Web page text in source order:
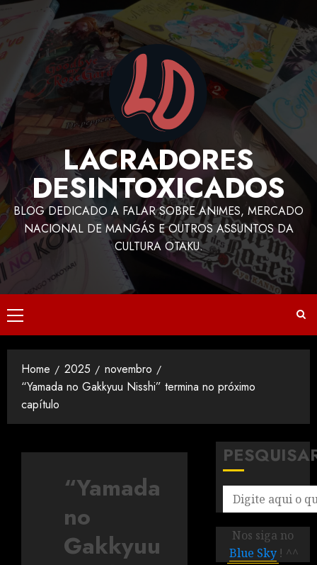
LACRADORES
DESINTOXICADOS
BLOG DEDICADO A FALAR SOBRE ANIMES, MERCADO
NACIONAL DE MANGÁS E OUTROS ASSUNTOS DA
CULTURA OTAKU.
Home 2025
novembro
“Yamada no Gakkyuu Nisshi” termina no próximo
capítulo
“Yamada
no
Gakkyuu
Nos siga no
Blue Sky ! ^^